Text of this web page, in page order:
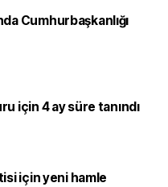
Cumhurbaşkanlığı
için 4 ay süre tanındı
için yeni hamle